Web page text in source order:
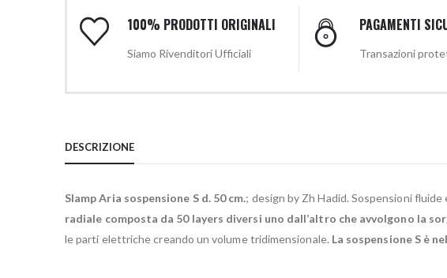
100% PRODOTTI ORIGINALI
Siamo Rivenditori Ufficiali
PAGAMENTI
Transazioni
DESCRIZIONE
Slamp Aria sospensione S d. 50 cm.; design by Zh Hadid. Sospensioni
radiale composta da 50 layers diversi uno dall’altro che avvolgono la
le parti elettriche creando un volume tridimensionale. La sospensione S è